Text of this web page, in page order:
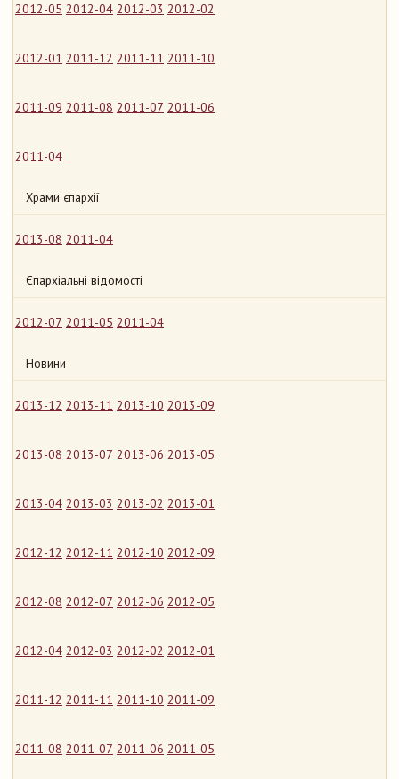
2012-05 2012-04 2012-03 2012-02
2012-01 2011-12 2011-11 2011-10
2011-09 2011-08 2011-07 2011-06
2011-04
Храми єпархії
2013-08 2011-04
Єпархіальні відомості
2012-07 2011-05 2011-04
Новини
2013-12 2013-11 2013-10 2013-09
2013-08 2013-07 2013-06 2013-05
2013-04 2013-03 2013-02 2013-01
2012-12 2012-11 2012-10 2012-09
2012-08 2012-07 2012-06 2012-05
2012-04 2012-03 2012-02 2012-01
2011-12 2011-11 2011-10 2011-09
2011-08 2011-07 2011-06 2011-05